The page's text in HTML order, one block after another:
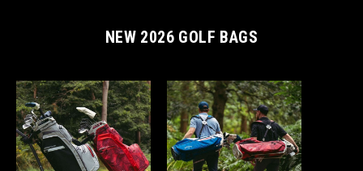
NEW 2026 GOLF BAGS